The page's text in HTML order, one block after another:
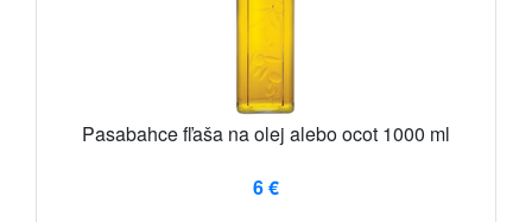
Pasabahce fľaša na olej alebo ocot 1000 ml
6 €